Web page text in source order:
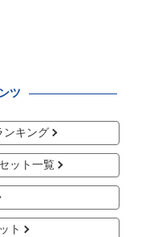
ツ
ンキング
ット一覧
ト